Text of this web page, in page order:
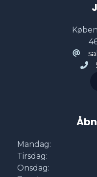
Mandag:
Tirsdag:
Onsdag: